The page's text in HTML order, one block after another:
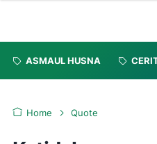
ASMAUL HUSNA
Home Quote